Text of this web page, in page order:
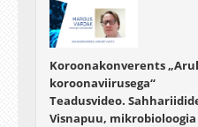
Koroonakonverents
koroonaviirusega“
Teadusvideo.
Visnapuu,